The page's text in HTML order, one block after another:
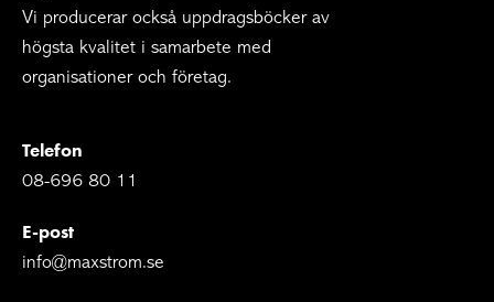
Vi producerar också uppdragsböcker av
högsta kvalitet i samarbete med
organisationer och företag.
Telefon
08-696 80 11
E-post
info@maxstrom.se